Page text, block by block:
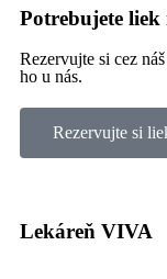
Potrebujete liek
Rezervujte si cez
ho u nás.
Rezervujte si
Lekáreň VIVA